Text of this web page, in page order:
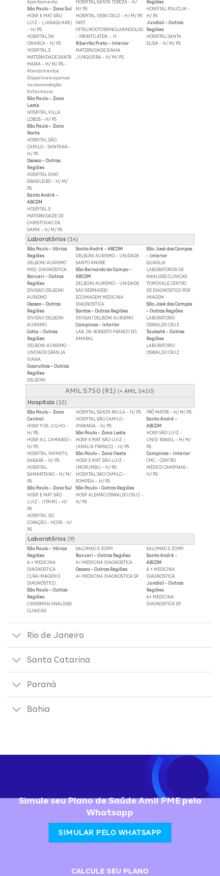
Apartamento
São Paulo - Zona Sul
HOSP. E MAT. SÃO
LUIZ - (JABAQUARA)
- H/ PS
HOSPITAL DA
CRIANCA - H/ PS
HOSPITAL E
MATERNIDADE SANTA
MARIA - H/ M/ PS -
Atendimentos
Disponíveis apenas
na acomodação
Enfermaria
São Paulo - Zona
Leste
HOSPITAL VILLA
LOBOS - H/ PS
São Paulo - Zona
Norte
HOSPITAL SÃO
CAMILO - SANTANA -
H/ PS
Osasco - Outras
Regiões
HOSPITAL SINO
BRASILEIRO - H/ M/
PS
Santo André -
ABCDM
HOSPITAL E
MATERNIDADE DR
CHRISTOVAO DA
GAMA - H/ M/ PS
HOSPITAL SANTA TEREZA - H/
M/ PS
HOSPITAL VERA CRUZ - H/ M/ PS
INST.
OFTALMOOTORRINOLARINGOLOG
- PRONTO ATEN. - H
Ribeirão Preto - Interior
MATERNIDADE SINHA
JUNQUEIRA - H/ M/ PS
Regiões
HOSPITAL POLICLIN -
H/ PS
Jundiaí - Outras
Regiões
HOSPITAL SANTA
ELISA - H/ M/ PS
Laboratórios(14)
São Paulo - Várias
Regiões
DELBONI AURIEMO
MED. DIAGNÓSTICA
Barueri - Outras
Regiões
DIVISAO DELBONI
AURIEMO
Osasco - Outras
Regiões
DIVISAO DELBONI
AURIEMO
Cotia - Outras
Regiões
DELBONI AURIEMO -
UNIDADE GRANJA
VIANA
Guarulhos - Outras
Regiões
DELBONI
Santo André - ABCDM
DELBONI AURIEMO - UNIDADE
SANTO ANDRE
São Bernardo do Campo -
ABCDM
DELBONI AURIEMO - UNIDADE
SAO BERNARDO
ECOIMAGEM MEDICINA
DIAGNOSTICA
Santos - Outras Regiões
DIVISAO DELBONI AURIEMO
Campinas - Interior
LAB. DR. ROBERTO FRANCO DO
AMARAL
São José dos Campos
- Interior
QUAGLIA
LABORATORIOS DE
ANALISES CLINICAS
TOMOVALE CENTRO
DE DIAGNOSTICO POR
IMAGEM
São José dos Campos
- Outras Regiões
LABORATORIO
OSWALDO CRUZ
Taubaté - Outras
Regiões
LABORATORIO
OSWALDO CRUZ
AMIL S750 (R1) (+ AMIL S450)
Hospitais(15)
São Paulo - Zona
Central
HOSP. 9 DE JULHO -
H/ PS
HOSP. A.C. CAMARGO -
H/ PS
HOSPITAL INFANTIL
SABARÁ - H/ PS
HOSPITAL
SAMARITANO - H/ M/
PS
São Paulo - Zona Sul
HOSP. E MAT. SÃO
LUIZ - (ITAIM) - H/
PS
HOSPITAL DO
CORAÇÃO - HCOR - H/
PS
HOSPITAL SANTA PAULA - H/ PS
HOSPITAL SÃO CAMILO -
IPIRANGA - H/ PS
São Paulo - Zona Leste
HOSP. E MAT. SÃO LUIZ -
(ANÁLIA FRANCO) - H/ PS
São Paulo - Zona Oeste
HOSP. E MAT. SÃO LUIZ -
(MORUMBI) - H/ PS
HOSPITAL SÃO CAMILO -
POMPEIA - H/ PS
São Paulo - Outras Regiões
HOSP. ALEMÃO OSWALDO CRUZ -
H/ PS
PRÓ MATRE - H/ M/ PS
Santo André -
ABCDM
HOSP. SÃO LUIZ -
UNID. BRASIL - H/ M/
PS
Campinas - Interior
CMC - CENTRO
MÉDICO CAMPINAS -
H/ PS
Laboratórios(9)
São Paulo - Várias
Regiões
A + MEDICINA
DIAGNOSTICA
CURA IMAGEM E
DIAGNÓSTICO
São Paulo - Outras
Regiões
CIMERMAN ANALISES
CLINICAS
SALOMAO E ZOPPI.
Barueri - Outras Regiões
A+ MEDICINA DIAGNOSTICA
Osasco - Outras Regiões
A+ MEDICINA DIAGNOSTICA SP
SALOMAO E ZOPPI
Santo André -
ABCDM
A + MEDICINA
DIAGNOSTICA
Jundiaí - Outras
Regiões
A+ MEDICINA
DIAGNOSTICA SP
Rio de Janeiro
Santa Catarina
Paraná
Bahia
Simule seu Plano de Saúde Amil PME pelo
Whatsapp
SIMULAR PELO WHATSAPP
CALCULE SEU PLANO